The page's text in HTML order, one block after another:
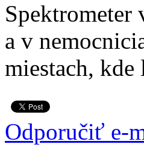
a v
miestach,
Odporučiť e-